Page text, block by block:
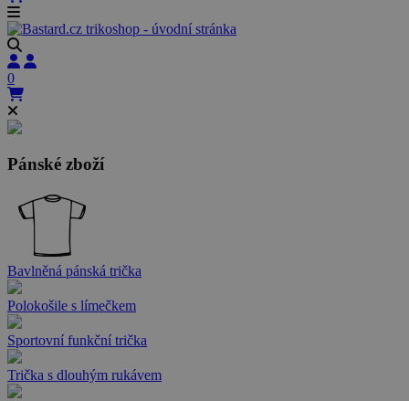
0
Pánské zboží
Bavlněná pánská trička
Polokošile s límečkem
Sportovní funkční trička
Trička s dlouhým rukávem